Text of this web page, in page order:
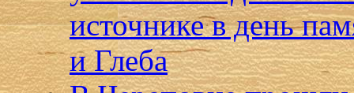
источнике в день
и Глеба